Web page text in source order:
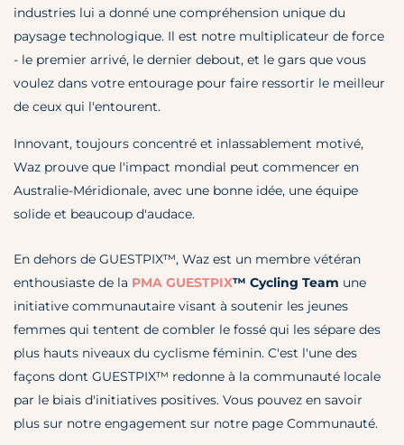
industries lui a donné une compréhension unique du
paysage technologique. Il est notre multiplicateur de force
- le premier arrivé, le dernier debout, et le gars que vous
voulez dans votre entourage pour faire ressortir le meilleur
de ceux qui l'entourent.
Innovant, toujours concentré et inlassablement motivé,
Waz prouve que l'impact mondial peut commencer en
Australie-Méridionale, avec une bonne idée, une équipe
solide et beaucoup d'audace.
En dehors de GUESTPIX™, Waz est un membre vétéran
enthousiaste de la PMA GUESTPIX™ Cycling Team une
initiative communautaire visant à soutenir les jeunes
femmes qui tentent de combler le fossé qui les sépare des
plus hauts niveaux du cyclisme féminin. C'est l'une des
façons dont GUESTPIX™ redonne à la communauté locale
par le biais d'initiatives positives. Vous pouvez en savoir
plus sur notre engagement sur notre page Communauté.